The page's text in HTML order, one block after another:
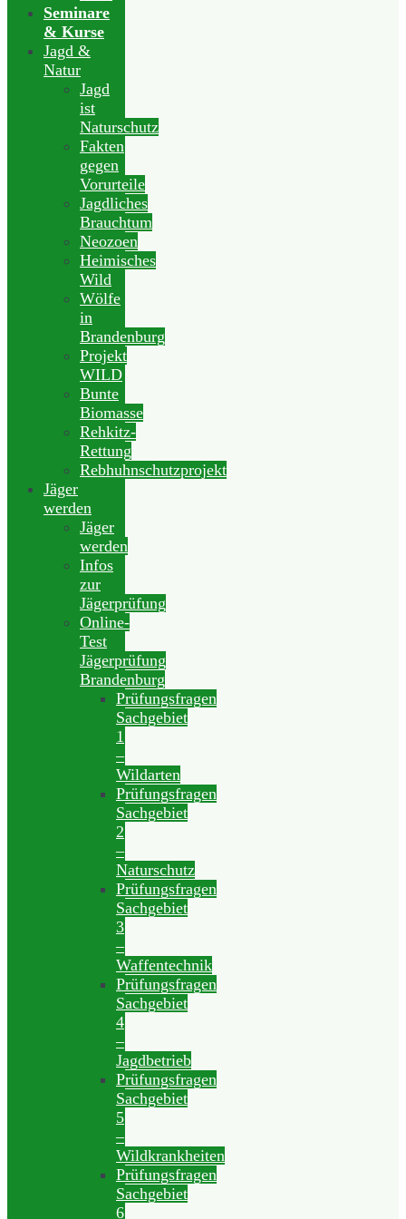
Seminare
& Kurse
Jagd &
Natur
Jagd
ist
Naturschutz
Fakten
gegen
Vorurteile
Jagdliches
Brauchtum
Neozoen
Heimisches
Wild
Wölfe
in
Brandenburg
Projekt
WILD
Bunte
Biomasse
Rehkitz-
Rettung
Rebhuhnschutzprojekt
Jäger
werden
Jäger
werden
Infos
zur
Jägerprüfung
Online-
Test
Jägerprüfung
Brandenburg
Prüfungsfragen
Sachgebiet
1
–
Wildarten
Prüfungsfragen
Sachgebiet
2
–
Naturschutz
Prüfungsfragen
Sachgebiet
3
–
Waffentechnik
Prüfungsfragen
Sachgebiet
4
–
Jagdbetrieb
Prüfungsfragen
Sachgebiet
5
–
Wildkrankheiten
Prüfungsfragen
Sachgebiet
6